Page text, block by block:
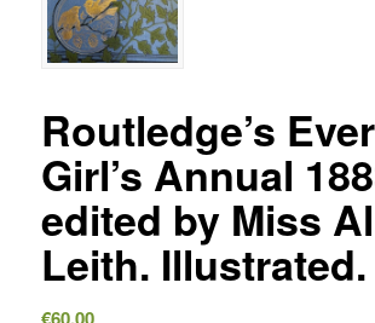
Routledge’s
Girl’s Annual
edited by Miss
Leith. Illustrated.
€60,00